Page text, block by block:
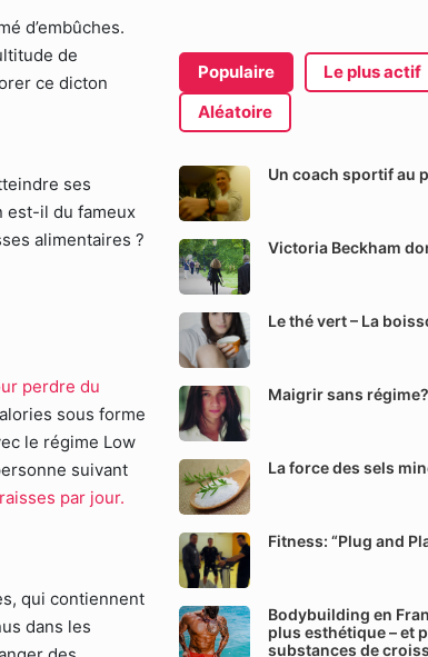
d’embûches.
de
ce dicton
ses
est-il du fameux
alimentaires ?
perdre du
sous forme
le régime Low
suivant
par jour.
qui contiennent
dans les
Populaire
Le plus actif
Aléatoire
Un coach sportif au
Victoria Beckham
Le thé vert – La
Maigrir sans régime?
La force des sels
Fitness: “Plug and
Bodybuilding en
plus esthétique – et
substances de